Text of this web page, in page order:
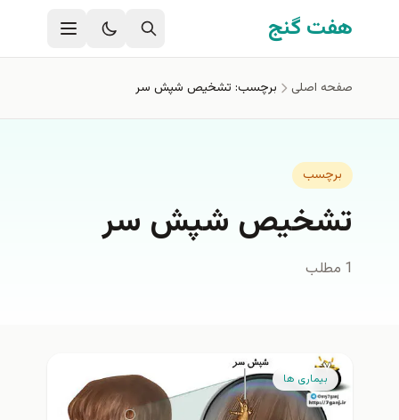
رفتن به محتوای اصلی
هفت گنج
صفحه اصلی برچسب: تشخیص شپش سر
برچسب
تشخیص شپش سر
1 مطلب
بیماری ها